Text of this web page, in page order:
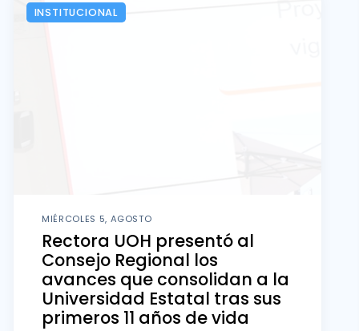
INSTITUCIONAL
MIÉRCOLES 5, AGOSTO
Rectora UOH presentó al
Consejo Regional los
avances que consolidan a la
Universidad Estatal tras sus
primeros 11 años de vida